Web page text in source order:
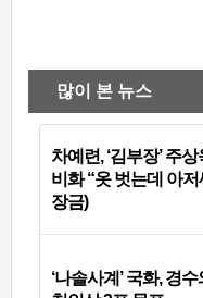
많이 본 뉴스
차예련, ‘김부장’ 주
비화 “옷 벗는데 아
장금)
‘나솔사계’ 국화, 경